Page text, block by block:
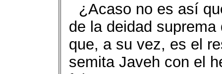
¿Acaso no es así
de la deidad
que, a su vez, es el
semita Javeh con el